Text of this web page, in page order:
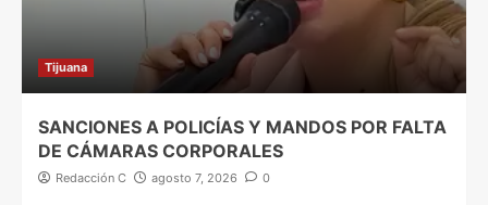
Tijuana
SANCIONES A POLICÍAS Y MANDOS POR FALTA
DE CÁMARAS CORPORALES
Redacción C agosto 7, 2026 0